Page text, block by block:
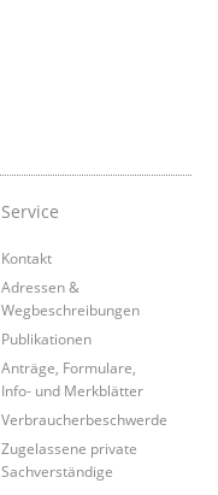
Service
Kontakt
Adressen &
Wegbeschreibungen
Publikationen
Anträge, Formulare,
Info- und Merkblätter
Verbraucherbeschwerde
Zugelassene private
Sachverständige